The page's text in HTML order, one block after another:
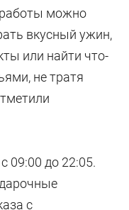
можно
вкусный ужин,
или найти что-
не тратя
09:00 до 22:05.
с